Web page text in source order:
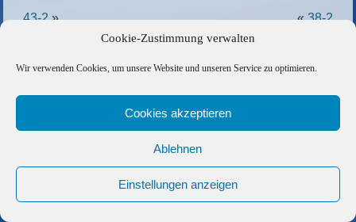
Cookie-Zustimmung verwalten
Wir verwenden Cookies, um unsere Website und unseren Service zu optimieren.
Cookies akzeptieren
Ablehnen
Einstellungen anzeigen
43-2» «38-2
Copyright © 2026 Barfuss Segelreisen GmbH
AGB|Befreundete Links